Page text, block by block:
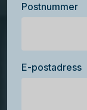
Postnummer
E-postadress